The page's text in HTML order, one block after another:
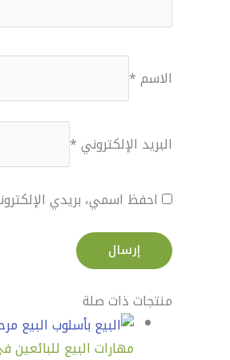
الاسم*
البريد الإلكتروني*
احفظ اسمي، بريدي
منتجات ذات صلة
مهارات البيع للبائعين